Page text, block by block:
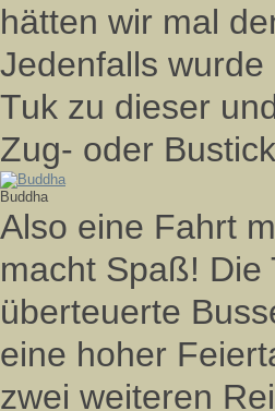
hätten wir mal
Jedenfalls
Tuk zu dieser
Zug- oder
Buddha
Also eine Fahrt
macht Spaß! Die
überteuerte
eine hoher
zwei weiteren